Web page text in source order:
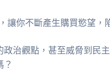
讓你不斷產生購買慾望，
治觀點，甚至威脅到民
？